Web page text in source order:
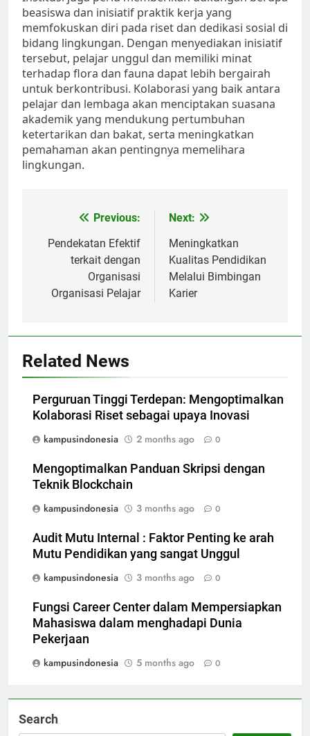
beasiswa dan inisiatif praktik kerja yang
memfokuskan diri pada riset dan dedikasi sosial di
bidang lingkungan. Dengan menyediakan inisiatif
tersebut, pelajar unggul dan memiliki minat
terhadap flora dan fauna dapat lebih bergairah
untuk berkontribusi. Kolaborasi yang baik antara
pelajar dan lembaga akan menciptakan suasana
akademik yang mendukung pertumbuhan
ketertarikan dan bakat, serta meningkatkan
pemahaman akan pentingnya memelihara
lingkungan.
navigation
Previous:
Pendekatan Efektif
terkait dengan
Organisasi
Organisasi Pelajar
Next:
Meningkatkan
Kualitas Pendidikan
Melalui Bimbingan
Karier
Related News
Perguruan Tinggi Terdepan: Mengoptimalkan
Kolaborasi Riset sebagai upaya Inovasi
kampusindonesia
2 months ago 0
Mengoptimalkan Panduan Skripsi dengan
Teknik Blockchain
kampusindonesia
3 months ago 0
Audit Mutu Internal : Faktor Penting ke arah
Mutu Pendidikan yang sangat Unggul
kampusindonesia
3 months ago 0
Fungsi Career Center dalam Mempersiapkan
Mahasiswa dalam menghadapi Dunia
Pekerjaan
kampusindonesia
5 months ago 0
Search